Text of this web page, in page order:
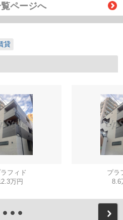
ページへ
貸
フィド
万円
プラ
8.6